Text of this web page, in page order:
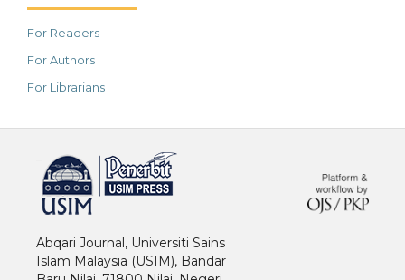
For Readers
For Authors
For Librarians
Abqari Journal, Universiti Sains
Islam Malaysia (USIM), Bandar